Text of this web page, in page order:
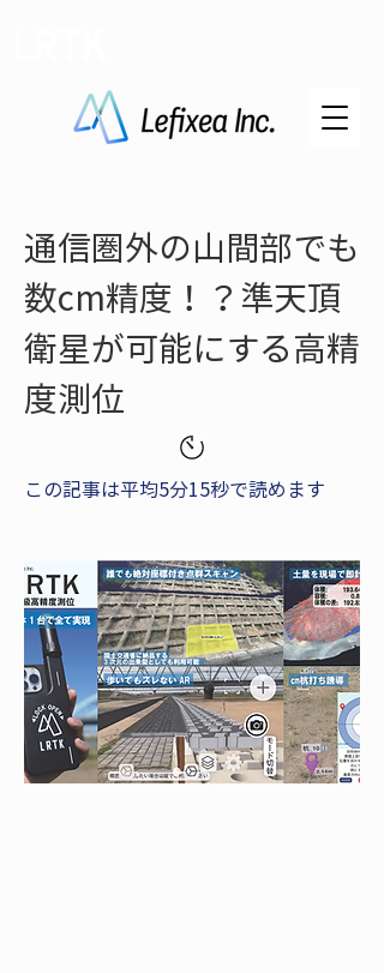
通信圏外の山間部でも
数cm精度！？準天頂
衛星が可能にする高精
度測位
この記事は平均5分15秒で読めます